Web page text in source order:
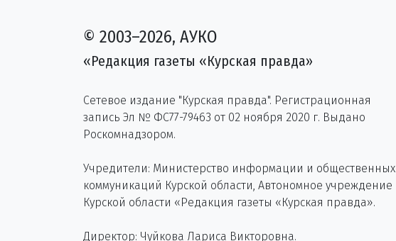
© 2003–2026, АУКО
«Редакция газеты «Курская правда»
Сетевое издание "Курская правда". Регистрационная
запись Эл № ФС77-79463 от 02 ноября 2020 г. Выдано
Роскомнадзором.
Учредители: Министерство информации и общественных
коммуникаций Курской области, Автономное учреждение
Курской области «Редакция газеты «Курская правда».
Директор: Чуйкова Лариса Викторовна.